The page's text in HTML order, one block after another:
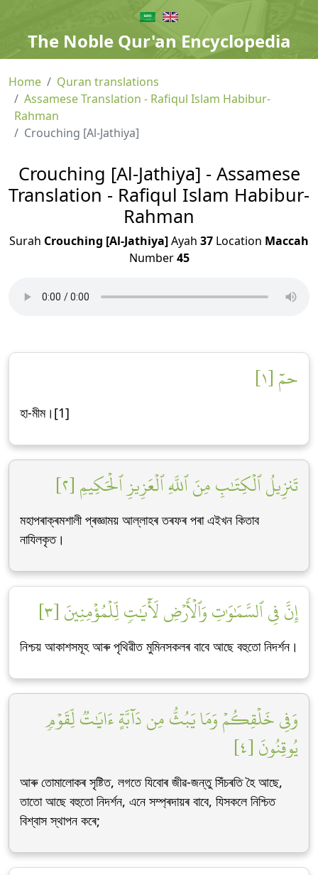
The Noble Qur'an Encyclopedia
Home
Quran translations
Assamese Translation - Rafiqul Islam Habibur-
Rahman
Crouching [Al-Jathiya]
Crouching [Al-Jathiya] - Assamese
Translation - Rafiqul Islam Habibur-
Rahman
Surah Crouching [Al-Jathiya]Ayah 37 Location Maccah
Number45
حمٓ [١]
হা-মীম।[1]
تَنزِيلُ ٱلۡكِتَٰبِ مِنَ ٱللَّهِ ٱلۡعَزِيزِ ٱلۡحَكِيمِ [٢]
মহাপৰাক্ৰমশালী প্ৰজ্ঞাময় আল্লাহৰ তৰফৰ পৰা এইখন কিতাব
নাযিলকৃত।
إِنَّ فِي ٱلسَّمَٰوَٰتِ وَٱلۡأَرۡضِ لَأٓيَٰتٖ لِّلۡمُؤۡمِنِينَ [٣]
নিশ্চয় আকাশসমূহ আৰু পৃথিৱীত মুমিনসকলৰ বাবে আছে বহুতো নিদৰ্শন।
وَفِي خَلۡقِكُمۡ وَمَا يَبُثُّ مِن دَآبَّةٍ ءَايَٰتٞ لِّقَوۡمٖ
يُوقِنُونَ [٤]
আৰু তোমালোকৰ সৃষ্টিত, লগতে যিবোৰ জীৱ-জন্তু সিঁচৰতি হৈ আছে,
তাতো আছে বহুতো নিদৰ্শন, এনে সম্প্ৰদায়ৰ বাবে, যিসকলে নিশ্চিত
বিশ্বাস স্থাপন কৰে;